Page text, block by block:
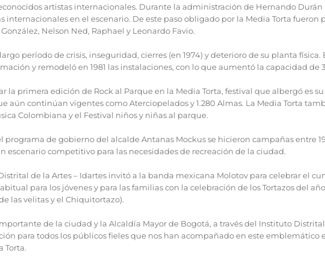
artistas internacionales. Durante la administración de Hernando
en el escenario. De este paso obligado por la Media Torta fueron
Nelson Ned, Raphael y Leonardo Favio.
período de crisis, inseguridad, cierres (en 1974) y deterioro de su planta
y remodeló en 1981 las instalaciones, con lo que aumentó la capacidad de
la primera edición de Rock al Parque en la Media Torta, festival que albergó es
aún continúan vigentes como Aterciopelados y 1.280 Almas. La Media Torta
Colombiana y el Festival niños y niñas al parque.
programa de gobierno del alcalde Antanas Mockus se hicieron campañas entre
escenario competitivo para las necesidades de recreación de la ciudad.
de la Artes – Idartes invitó a la banda mexicana Molotov para celebrar el
para los jóvenes y para las familias con la celebración de los Tortazos del
las velitas y el Chiquitortazo).
de la ciudad y la Alcaldía Mayor de Bogotá, a través del Instituto
para todos los públicos fieles que nos han acompañado en este emblemático
Torta.